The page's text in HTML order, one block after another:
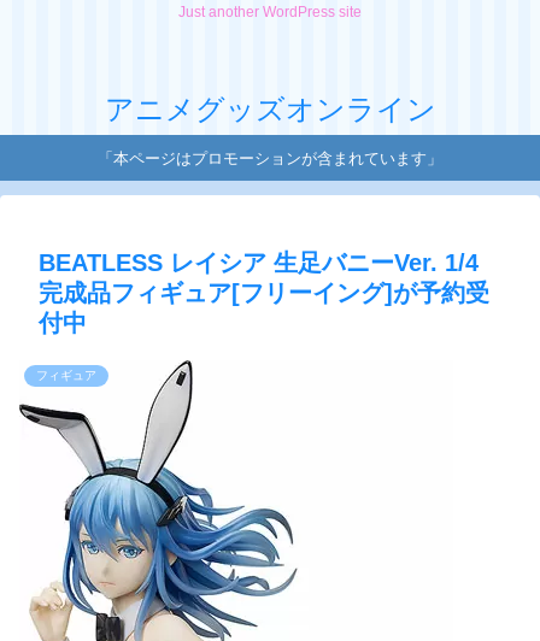
Just another WordPress site
アニメグッズオンライン
「本ページはプロモーションが含まれています」
BEATLESS レイシア 生足バニーVer. 1/4
完成品フィギュア[フリーイング]が予約受
付中
フィギュア